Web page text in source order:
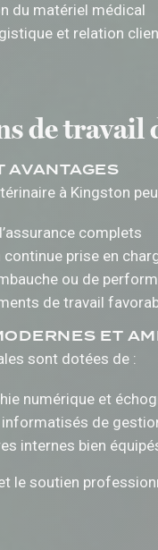
du matériel médical
et relation
de travail
AVANTAGES
à Kingston
complets
prise en
ou de
de travail
ET
sont dotées de :
numérique et
de
internes bien
et le soutien